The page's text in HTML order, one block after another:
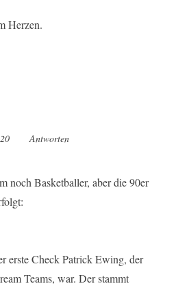
Herzen.
16:17
Antworten
noch Basketballer, aber die 90er
erste Check Patrick Ewing, der
Teams, war. Der stammt